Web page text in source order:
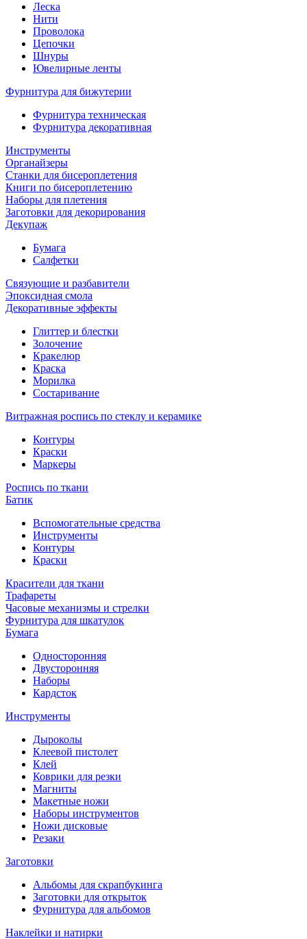
Леска
Нити
Проволока
Цепочки
Шнуры
Ювелирные ленты
Фурнитура для бижутерии
Фурнитура техническая
Фурнитура декоративная
Инструменты
Органайзеры
Станки для бисероплетения
Книги по бисероплетению
Наборы для плетения
Заготовки для декорирования
Декупаж
Бумага
Салфетки
Связующие и разбавители
Эпоксидная смола
Декоративные эффекты
Глиттер и блестки
Золочение
Кракелюр
Краска
Морилка
Состаривание
Витражная роспись по стеклу и керамике
Контуры
Краски
Маркеры
Роспись по ткани
Батик
Вспомогательные средства
Инструменты
Контуры
Краски
Красители для ткани
Трафареты
Часовые механизмы и стрелки
Фурнитура для шкатулок
Бумага
Односторонняя
Двусторонняя
Наборы
Кардсток
Инструменты
Дыроколы
Клеевой пистолет
Клей
Коврики для резки
Магниты
Макетные ножи
Наборы инструментов
Ножи дисковые
Резаки
Заготовки
Альбомы для скрапбукинга
Заготовки для открыток
Фурнитура для альбомов
Наклейки и натирки